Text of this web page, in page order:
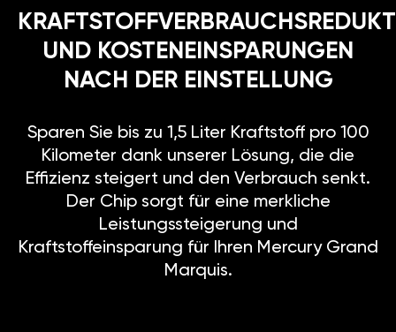
UND KOSTENEINSPARUNGEN
NACH DER EINSTELLUNG
Sparen Sie bis zu 1,5 Liter Kraftstoff pro 100
Kilometer dank unserer Lösung, die die
Effizienz steigert und den Verbrauch senkt.
Der Chip sorgt für eine merkliche
Leistungssteigerung und
Kraftstoffeinsparung für Ihren Mercury Grand
Marquis.